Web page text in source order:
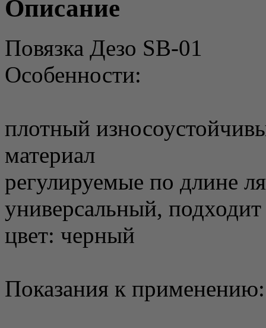
Описание
Повязка Дезо SB-01
Особенности:
плотный
материал
регулируемые по длине
универсальный,
цвет: черный
Показания к применению: